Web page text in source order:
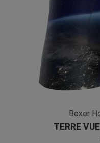
Boxer
TERRE